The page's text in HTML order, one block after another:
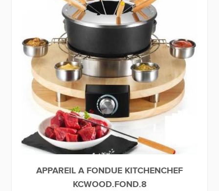
APPAREIL A FONDUE KITCHENCHEF
KCWOOD.FOND.8